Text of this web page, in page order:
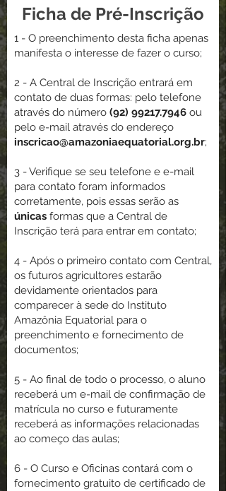
Ficha de Pré-Inscrição
1 - O preenchimento desta ficha apenas
manifesta o interesse de fazer o curso;
2 - A Central de Inscrição entrará em
contato de duas formas: pelo telefone
através do número (92) 99217.7946 ou
pelo e-mail através do endereço
inscricao@amazoniaequatorial.org.br;
3 - Verifique se seu telefone e e-mail
para contato foram informados
corretamente, pois essas serão as
únicas formas que a Central de
Inscrição terá para entrar em contato;
4 - Após o primeiro contato com Central,
os futuros agricultores estarão
devidamente orientados para
comparecer à sede do Instituto
Amazônia Equatorial para o
preenchimento e fornecimento de
documentos;
5 - Ao final de todo o processo, o aluno
receberá um e-mail de confirmação de
matrícula no curso e futuramente
receberá as informações relacionadas
ao começo das aulas;
6 - O Curso e Oficinas contará com o
fornecimento gratuito de certificado de